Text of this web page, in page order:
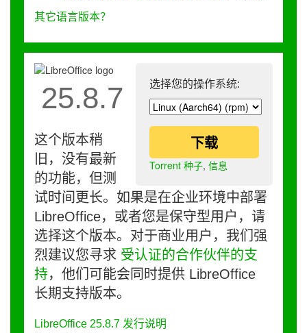
其它语言版本？
选择您的操作系统:
下载
Torrent 种子, 信息
25.8.7
这个版本稍
旧，没有最新
的功能，但测
试时间更长。如果是在企业环境中部署
LibreOffice，或者您是保守型用户，请
选择这个版本。对于商业用户，我们强
烈建议您寻求 受认证的合作伙伴的支
持，他们可能会同时提供 LibreOffice
长期支持版本。
LibreOffice 25.8.7 发行说明